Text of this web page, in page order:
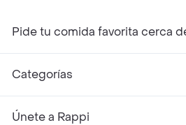
Pide tu comida favorita cerca
Categorías
Únete a Rappi